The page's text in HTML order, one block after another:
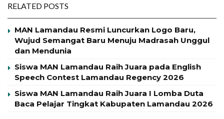
RELATED POSTS
MAN Lamandau Resmi Luncurkan Logo Baru,
Wujud Semangat Baru Menuju Madrasah Unggul
dan Mendunia
Siswa MAN Lamandau Raih Juara pada English
Speech Contest Lamandau Regency 2026
Siswa MAN Lamandau Raih Juara I Lomba Duta
Baca Pelajar Tingkat Kabupaten Lamandau 2026